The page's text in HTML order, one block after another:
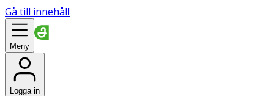
Gå till innehåll
Meny
Logga in